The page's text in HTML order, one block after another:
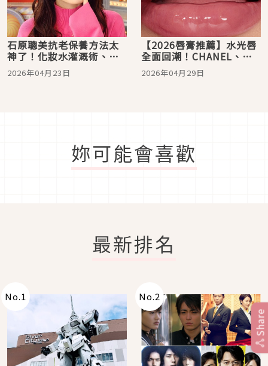
石原聰美抗老保養方法太
神了！化妝水灌溉術、練
背、兩小時半身浴，養出
緊緻飽滿美肌
2026年04月23日
【2026唇膏推薦】水光唇
全面回潮！CHANEL、
DIOR到M·A·C，打造日
本女生最愛「糖衣嘟嘟
2026年04月29日
妳可能會喜歡
最新排名
No.1 No.2
Share